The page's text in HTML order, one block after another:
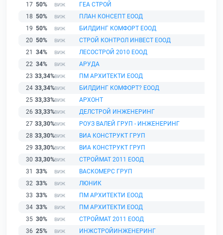
17 50%
ГЕА СТРОЙ
18 50%
ПЛАН КОНСЕПТ ЕООД
19 50%
БИЛДИНГ КОМФОРТ ЕООД
20 50%
СТРОЙ КОНТРОЛ ИНВЕСТ ЕООД
21 34%
ЛЕСОСТРОЙ 2010 ЕООД
22 34%
АРУДА
23 33,34%
ПМ АРХИТЕКТИ ЕООД
24 33,34%
БИЛДИНГ КОМФОРТ? ЕООД
25 33,33%
АРХОНТ
26 33,33%
ДЕЛСТРОЙ ИНЖЕНЕРИНГ
27 33,30%
РОУЗ ВАЛЕЙ ГРУП - ИНЖЕНЕРИНГ
28 33,30%
ВИА КОНСТРУКТ ГРУП
29 33,30%
ВИА КОНСТРУКТ ГРУП
30 33,30%
СТРОЙМАТ 2011 ЕООД
31 33%
ВАСКОМЕРС ГРУП
32 33%
ЛЮНИК
33 33%
ПМ АРХИТЕКТИ ЕООД
34 33%
ПМ АРХИТЕКТИ ЕООД
35 30%
СТРОЙМАТ 2011 ЕООД
36 25%
ИНЖСТРОЙИНЖЕНЕРИНГ